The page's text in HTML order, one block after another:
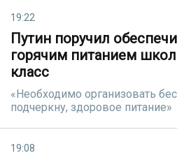
19:22
Путин поручил
горячим питанием
класс
«Необходимо организовать
подчеркну, здоровое питание»
19:08